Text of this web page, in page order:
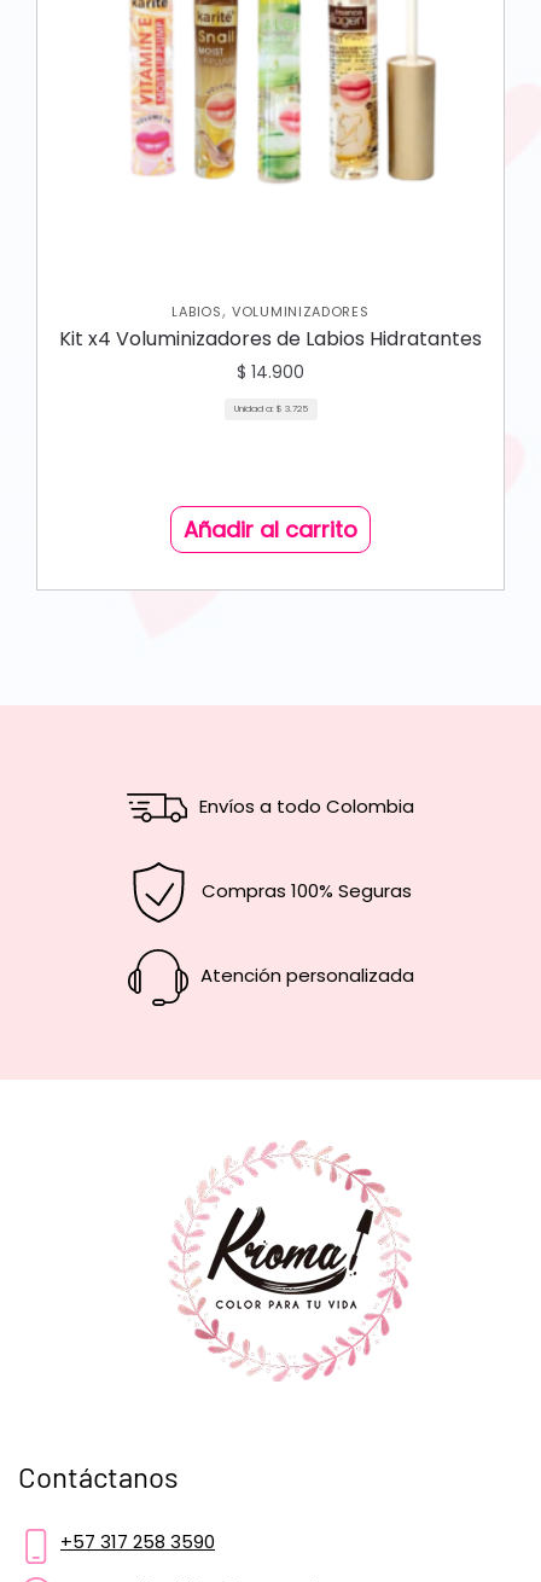
LABIOS,VOLUMINIZADORES
Kit x4 Voluminizadores de Labios Hidratantes
$ 14.900
Unidad a: $ 3.725
Añadir al carrito
Envíos a todo Colombia
Compras 100% Seguras
Atención personalizada
Contáctanos
+57 317 258 3590